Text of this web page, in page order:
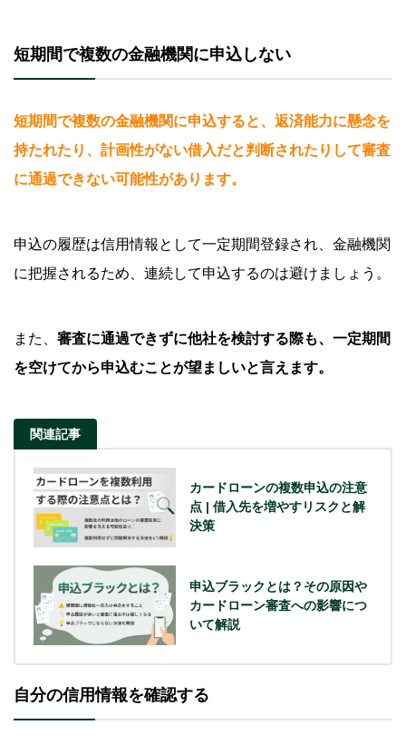
短期間で複数の金融機関に申込しない
短期間で複数の金融機関に申込すると、返済能力に懸念を
持たれたり、計画性がない借入だと判断されたりして審査
に通過できない可能性があります。
申込の履歴は信用情報として一定期間登録され、金融機関
に把握されるため、連続して申込するのは避けましょう。
また、 審査に通過できずに他社を検討する際も、一定期間
を空けてから申込むことが望ましいと言えます。
関連記事
カードローンの複数申込の注意
点 | 借入先を増やすリスクと解
決策
申込ブラックとは？その原因や
カードローン審査への影響につ
いて解説
自分の信用情報を確認する